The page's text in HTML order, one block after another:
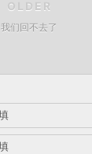
OLDER
我们回不去了